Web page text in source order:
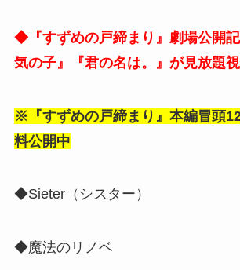
◆『すずめの戸締まり』劇場公開
気の子』『君の名は。』が見放題
※『すずめの戸締まり』本編冒頭
料公開中
◆Sieter（シスター）
◆魔法のリノベ